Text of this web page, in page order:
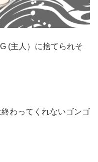
(主人）に捨てられそ
わってくれないゴンゴ